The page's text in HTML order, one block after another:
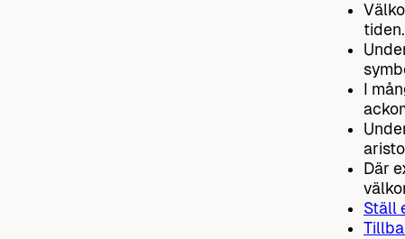
tiden.
I
Där
Ställ